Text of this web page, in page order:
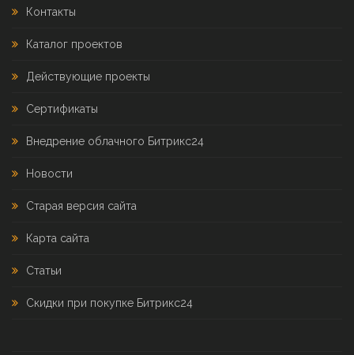
Контакты
Каталог проектов
Действующие проекты
Сертификаты
Внедрение облачного Битрикс24
Новости
Старая версия сайта
Карта сайта
Статьи
Скидки при покупке Битрикс24